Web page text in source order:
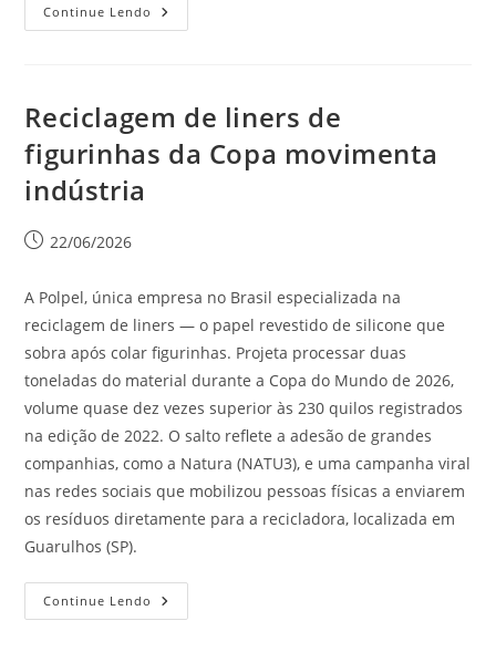
Continue Lendo
Reciclagem de liners de
figurinhas da Copa movimenta
indústria
22/06/2026
A Polpel, única empresa no Brasil especializada na
reciclagem de liners — o papel revestido de silicone que
sobra após colar figurinhas. Projeta processar duas
toneladas do material durante a Copa do Mundo de 2026,
volume quase dez vezes superior às 230 quilos registrados
na edição de 2022. O salto reflete a adesão de grandes
companhias, como a Natura (NATU3), e uma campanha viral
nas redes sociais que mobilizou pessoas físicas a enviarem
os resíduos diretamente para a recicladora, localizada em
Guarulhos (SP).
Continue Lendo